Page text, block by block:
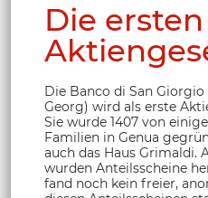
Die ersten
Die Banco di San
Georg) wird als erste
Sie wurde 1407 von
Familien in Genua
auch das Haus Grimaldi.
wurden Anteilsscheine
fand noch kein freier,